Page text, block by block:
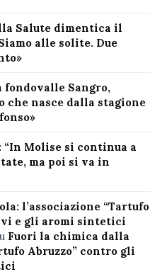
Salute dimentica il
alle solite. Due
fondovalle Sangro,
che nasce dalla stagione
“In Molise si continua a
ma poi si va in
l’associazione “Tartufo
e gli aromi sintetici
Fuori la chimica dalla
Abruzzo” contro gli